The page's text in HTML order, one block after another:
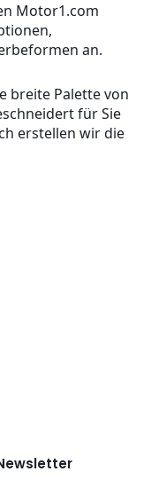
Motor1.com
an.
breite Palette von
für Sie
erstellen wir die